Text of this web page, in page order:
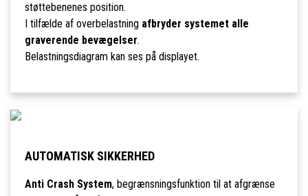
støttebenenes position.
I tilfælde af overbelastning afbryder systemet alle
graverende bevægelser.
Belastningsdiagram kan ses på displayet.
AUTOMATISK SIKKERHED
Anti Crash System, begrænsningsfunktion til at afgrænse